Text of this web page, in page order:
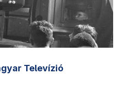
Televízió